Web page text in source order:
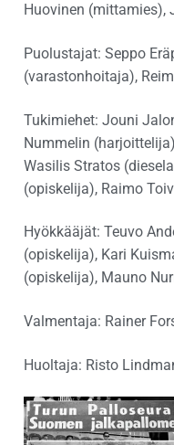
Huovinen (mittamies),
Puolustajat: Seppo
(varastonhoitaja),
Tukimiehet: Jouni
Nummelin
Wasilis Stratos
(opiskelija), Raimo
Hyökkääjät: Teuvo
(opiskelija), Kari
(opiskelija), Mauno
Valmentaja: Rainer
Huoltaja: Risto